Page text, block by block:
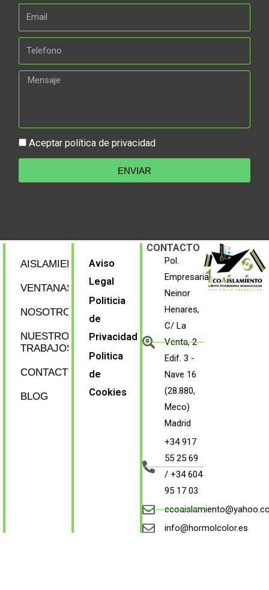
Aceptar política de privacidad
ENVIAR
AISLAMIENTOS
VENTANAS
NOSOTROS
NUESTROS
TRABAJOS
CONTACTO
BLOG
Aviso
Legal
Politicia
de
Privacidad
Politica
de
Cookies
CONTACTO
Pol.
Empresarial
Neinor
Henares,
C/ La
Venta, 2
Edif. 3 -
Nave 16
(28.880,
Meco)
Madrid
+34 917
55 25 69
/ +34 604
95 17 03
info@hormolcolor.es